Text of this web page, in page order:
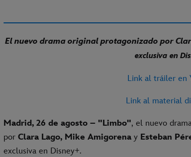
El nuevo drama original protagonizado por
exclusiva en
Link al tráiler en
Link al material
Madrid, 26 de agosto – "Limbo", el nuevo
por Clara Lago, Mike Amigorena y Esteban
exclusiva en Disney+.